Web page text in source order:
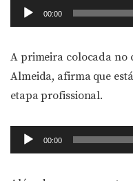
Tocador
de
00:00
A primeira colocada no
Almeida, afirma que
etapa profissional.
Tocador
de
00:00